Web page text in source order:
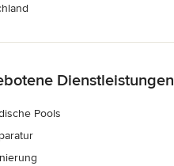
Dienstleistungen
Pools